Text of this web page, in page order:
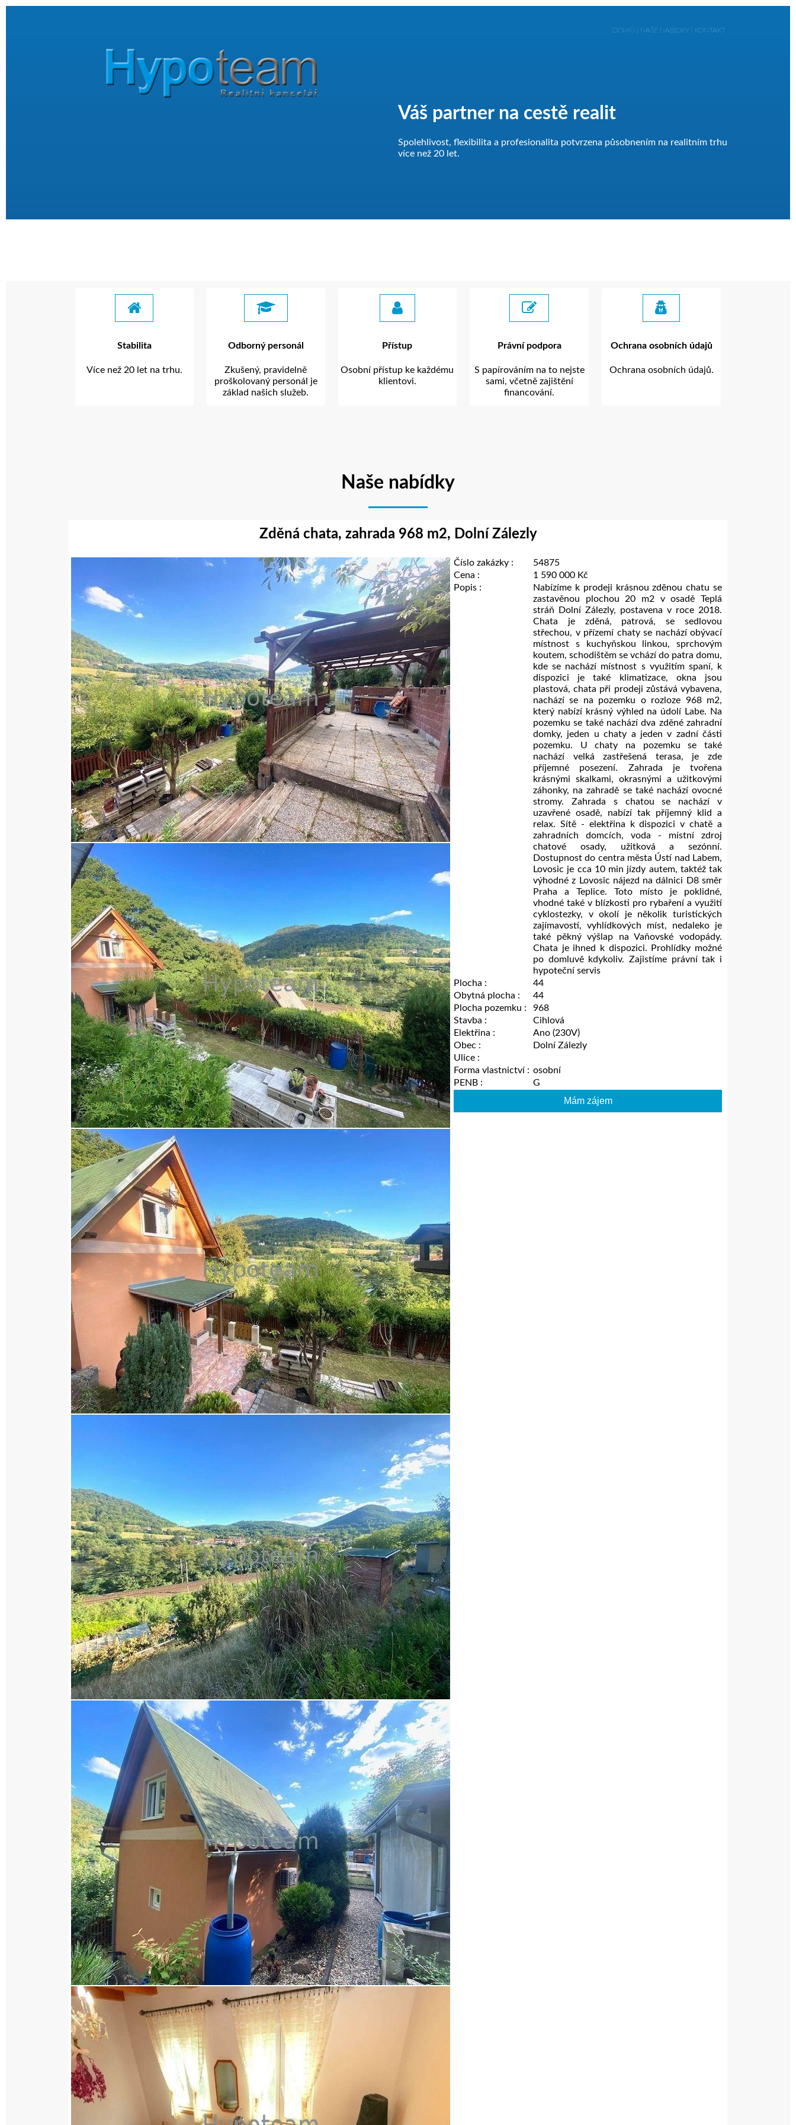
DOMŮ NAŠE NABÍDKY KONTAKT
Váš partner na cestě realit
Spolehlivost, flexibilita a profesionalita potvrzena působnením na realitním trhu
více než 20 let.
Stabilita
Více než 20 let na trhu.
Odborný personál
Zkušený, pravidelně
proškolovaný personál je
základ našich služeb.
Přístup
Osobní přístup ke každému
klientovi.
Právní podpora
S papírováním na to nejste
sami, včetně zajištění
financování.
Ochrana osobních údajů
Ochrana osobních údajů.
Naše nabídky
Zděná chata, zahrada 968 m2, Dolní Zálezly
Číslo zakázky :
54875
Cena :
1 590 000 Kč
Popis :
Nabízíme k prodeji krásnou zděnou chatu se
zastavěnou plochou 20 m2 v osadě Teplá
stráň Dolní Zálezly, postavena v roce 2018.
Chata je zděná, patrová, se sedlovou
střechou, v přízemí chaty se nachází obývací
místnost s kuchyňskou linkou, sprchovým
koutem, schodištěm se vchází do patra domu,
kde se nachází místnost s využitím spaní, k
dispozici je také klimatizace, okna jsou
plastová, chata při prodeji zůstává vybavena,
nachází se na pozemku o rozloze 968 m2,
který nabízí krásný výhled na údolí Labe. Na
pozemku se také nachází dva zděné zahradní
domky, jeden u chaty a jeden v zadní části
pozemku. U chaty na pozemku se také
nachází velká zastřešená terasa, je zde
příjemné posezení. Zahrada je tvořena
krásnými skalkami, okrasnými a užitkovými
záhonky, na zahradě se také nachází ovocné
stromy. Zahrada s chatou se nachází v
uzavřené osadě, nabízí tak příjemný klid a
relax. Sítě - elektřina k dispozici v chatě a
zahradních domcích, voda - místní zdroj
chatové osady, užitková a sezónní.
Dostupnost do centra města Ústí nad Labem,
Lovosic je cca 10 min jízdy autem, taktéž tak
výhodné z Lovosic nájezd na dálnici D8 směr
Praha a Teplice. Toto místo je poklidné,
vhodné také v blízkosti pro rybaření a využití
cyklostezky, v okolí je několik turistických
zajímavostí, vyhlídkových míst, nedaleko je
také pěkný výšlap na Vaňovské vodopády.
Chata je ihned k dispozici. Prohlídky možné
po domluvě kdykoliv. Zajistíme právní tak i
hypoteční servis
Plocha :
44
Obytná plocha :
44
Plocha pozemku :
968
Stavba :
Cihlová
Elektřina :
Ano (230V)
Obec :
Dolní Zálezly
Ulice :
Forma vlastnictví : osobní
PENB :
G